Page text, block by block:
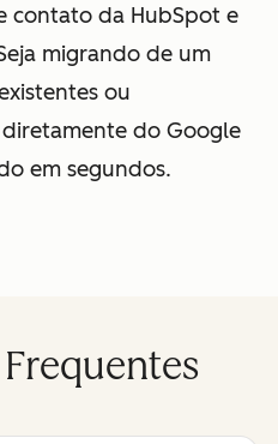
contato da HubSpot e
migrando de um
ou
do Google
em segundos.